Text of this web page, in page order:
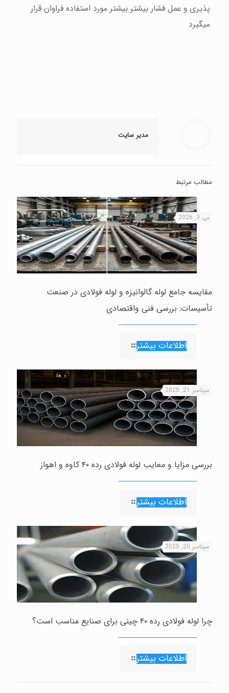
پذیری و عمل فشار بیشتر بیشتر مورد استفاده فراوان قرار
میگیرد
مدیر سایت
مطالب مرتبط
می 3, 2026
مقایسه جامع لوله گالوانیزه و لوله فولادی در صنعت
تأسیسات: بررسی فنی واقتصادی
اطلاعات بیشتر
سپتامبر 21, 2025
بررسی مزایا و معایب لوله فولادی رده ۴۰ کاوه و اهواز
اطلاعات بیشتر
سپتامبر 20, 2025
چرا لوله فولادی رده ۴۰ چینی برای صنایع مناسب است؟
اطلاعات بیشتر